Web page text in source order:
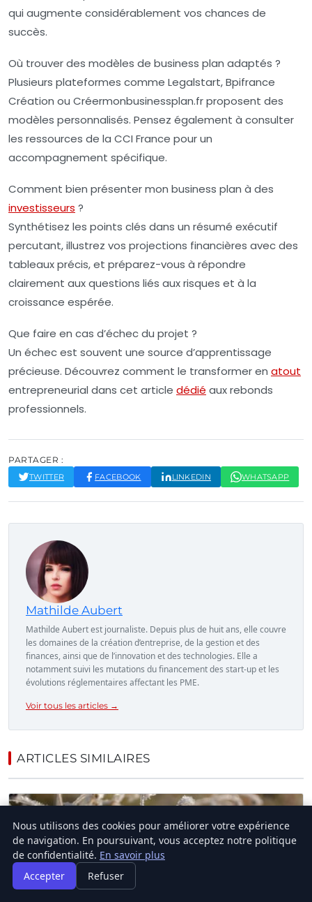
qui augmente considérablement vos chances de
succès.
Où trouver des modèles de business plan adaptés ?
Plusieurs plateformes comme Legalstart, Bpifrance
Création ou Créermonbusinessplan.fr proposent des
modèles personnalisés. Pensez également à consulter
les ressources de la CCI France pour un
accompagnement spécifique.
Comment bien présenter mon business plan à des
investisseurs ?
Synthétisez les points clés dans un résumé exécutif
percutant, illustrez vos projections financières avec des
tableaux précis, et préparez-vous à répondre
clairement aux questions liés aux risques et à la
croissance espérée.
Que faire en cas d’échec du projet ?
Un échec est souvent une source d’apprentissage
précieuse. Découvrez comment le transformer en atout
entrepreneurial dans cet article dédié aux rebonds
professionnels.
PARTAGER :
TWITTER FACEBOOK LINKEDIN WHATSAPP
Mathilde Aubert
Mathilde Aubert est journaliste. Depuis plus de huit ans, elle couvre
les domaines de la création d’entreprise, de la gestion et des
finances, ainsi que de l’innovation et des technologies. Elle a
notamment suivi les mutations du financement des start-up et les
évolutions réglementaires affectant les PME.
Voir tous les articles →
ARTICLES SIMILAIRES
Nous utilisons des cookies pour améliorer votre expérience
de navigation. En poursuivant, vous acceptez notre politique
de confidentialité. En savoir plus
Accepter
Refuser